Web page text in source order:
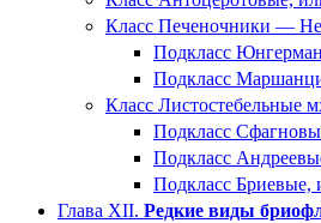
Класс Печеночники —
Подкласс
Подкласс
Класс Листостебельные
Подкласс
Подкласс
Подкласс
Глава XII. Редкие виды